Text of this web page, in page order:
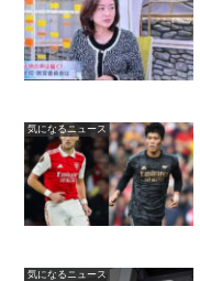
気になるニュース
気になるニュース